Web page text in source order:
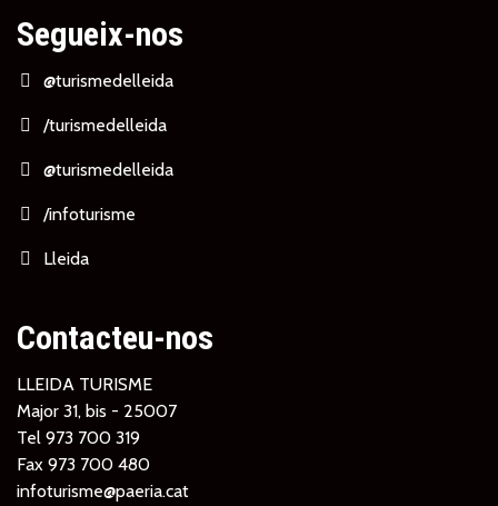
Segueix-nos
@turismedelleida
/turismedelleida
@turismedelleida
/infoturisme
Lleida
Contacteu-nos
LLEIDA TURISME
Major 31, bis - 25007
Tel 973 700 319
Fax 973 700 480
infoturisme@paeria.cat